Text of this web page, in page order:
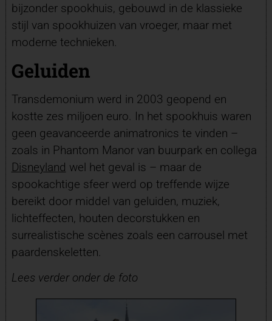
bijzonder spookhuis, gebouwd in de klassieke
stijl van spookhuizen van vroeger, maar met
moderne technieken.
Geluiden
Transdemonium werd in 2003 geopend en
kostte zes miljoen euro. In het spookhuis waren
geen geavanceerde animatronics te vinden –
zoals in Phantom Manor van buurpark en collega
Disneyland wel het geval is – maar de
spookachtige sfeer werd op treffende wijze
bereikt door middel van geluiden, muziek,
lichteffecten, houten decorstukken en
surrealistische scènes zoals een carrousel met
paardenskeletten.
Lees verder onder de foto